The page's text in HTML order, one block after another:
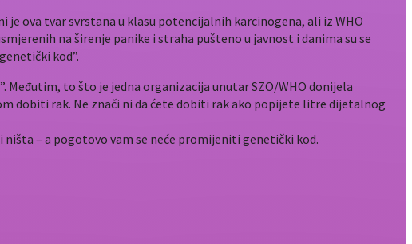
je ova tvar svrstana u klasu potencijalnih karcinogena, ali iz WHO
na širenje panike i straha pušteno u javnost i danima su se
kod”.
to što je jedna organizacija unutar SZO/WHO donijela
dobiti rak. Ne znači ni da ćete dobiti rak ako popijete litre dijetalnog
– a pogotovo vam se neće promijeniti genetički kod.